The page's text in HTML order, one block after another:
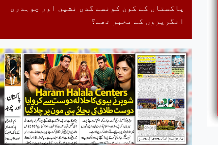
پاکستان کے کون کونسے گدی نشین اور چوہدری
انگریزوں کے مخبر تھے؟